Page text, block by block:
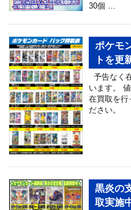
30個 …
ポケモ
トを更
予告なく
います。
在買取を行
ださい。
黒炎の
取実施